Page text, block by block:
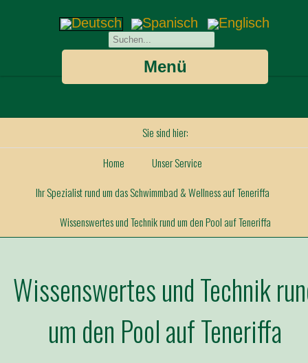
Menü
Sie sind hier:
Home
Unser Service
Ihr Spezialist rund um das Schwimmbad & Wellness auf Teneriffa
Wissenswertes und Technik rund um den Pool auf Teneriffa
Wissenswertes und Technik
um den Pool auf Teneriffa